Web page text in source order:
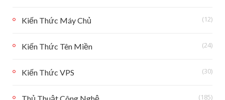
Kiến Thức Máy Chủ (12)
Kiến Thức Tên Miền (24)
Kiến Thức VPS (30)
(185)